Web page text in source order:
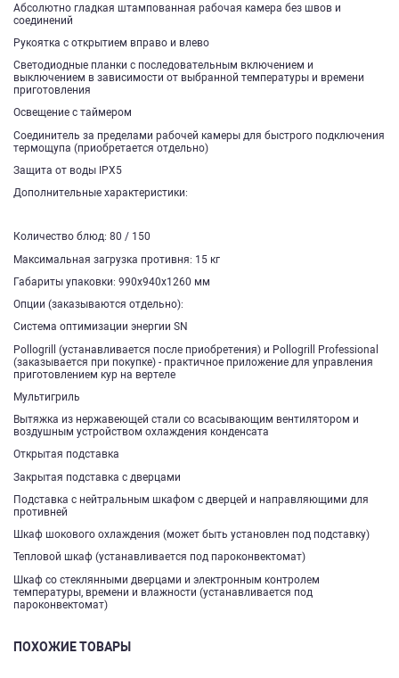
Абсолютно гладкая штампованная рабочая камера без швов и
соединений
Рукоятка с открытием вправо и влево
Светодиодные планки с последовательным включением и
выключением в зависимости от выбранной температуры и времени
приготовления
Освещение с таймером
Соединитель за пределами рабочей камеры для быстрого подключения
термощупа (приобретается отдельно)
Защита от воды IPX5
Дополнительные характеристики:
Количество блюд: 80 / 150
Максимальная загрузка противня: 15 кг
Габариты упаковки: 990х940х1260 мм
Опции (заказываются отдельно):
Система оптимизации энергии SN
Pollogrill (устанавливается после приобретения) и Pollogrill Professional
(заказывается при покупке) - практичное приложение для управления
приготовлением кур на вертеле
Мультигриль
Вытяжка из нержавеющей стали со всасывающим вентилятором и
воздушным устройством охлаждения конденсата
Открытая подставка
Закрытая подставка с дверцами
Подставка с нейтральным шкафом с дверцей и направляющими для
противней
Шкаф шокового охлаждения (может быть установлен под подставку)
Тепловой шкаф (устанавливается под пароконвектомат)
Шкаф со стеклянными дверцами и электронным контролем
температуры, времени и влажности (устанавливается под
пароконвектомат)​
ПОХОЖИЕ ТОВАРЫ